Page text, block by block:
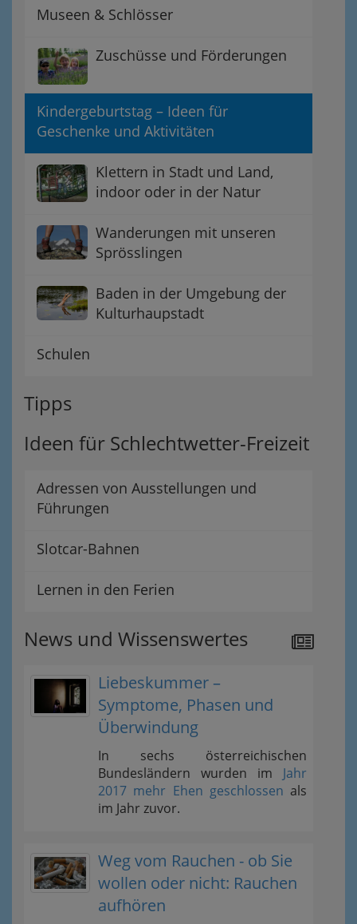
Museen & Schlösser
Zuschüsse und Förderungen
Kindergeburtstag – Ideen für
Geschenke und Aktivitäten
Klettern in Stadt und Land,
indoor oder in der Natur
Wanderungen mit unseren
Sprösslingen
Baden in der Umgebung der
Kulturhaupstadt
Schulen
Tipps
Ideen für Schlechtwetter-Freizeit
Adressen von Ausstellungen und
Führungen
Slotcar-Bahnen
Lernen in den Ferien
News und Wissenswertes
Liebeskummer –
Symptome, Phasen und
Überwindung
In sechs österreichischen
Bundesländern wurden im Jahr
2017 mehr Ehen geschlossen als
im Jahr zuvor.
Weg vom Rauchen - ob Sie
wollen oder nicht: Rauchen
aufhören